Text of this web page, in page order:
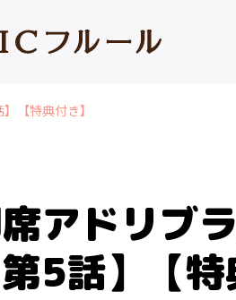
【特典付き】
アドリブ
第5話】【特